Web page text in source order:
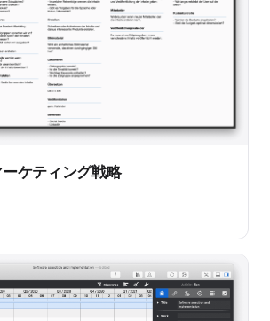
ケティング戦略